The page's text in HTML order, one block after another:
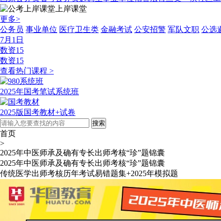
上岸课堂
更多>
公务员 事业单位 医疗卫生类 金融考试 公安招警 军队文职 公选
7月1日
数资15
数资15
查看热门课程 >
2025年国考笔试系统班
2025版国考教材+试卷
首页
>
2025年中医师承及确有专长出师考核“珍”题锦囊
2025年中医师承及确有专长出师考核“珍”题锦囊
传统医学出师考核历年考试易错题集+2025年模拟题